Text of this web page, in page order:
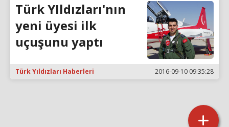
Türk YIldızları'nın
yeni üyesi ilk
uçuşunu yaptı
Türk Yıldızları Haberleri 2016-09-10 09:35:28